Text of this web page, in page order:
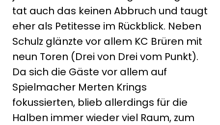
tat auch das keinen Abbruch und taugt
eher als Petitesse im Rückblick. Neben
Schulz glänzte vor allem KC Brüren mit
neun Toren (Drei von Drei vom Punkt).
Da sich die Gäste vor allem auf
Spielmacher Merten Krings
fokussierten, blieb allerdings für die
Halben immer wieder viel Raum, zum